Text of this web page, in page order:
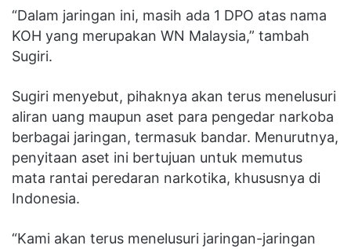
“Dalam jaringan ini, masih ada 1 DPO atas nama
KOH yang merupakan WN Malaysia,” tambah
Sugiri.
Sugiri menyebut, pihaknya akan terus menelusuri
aliran uang maupun aset para pengedar narkoba
berbagai jaringan, termasuk bandar. Menurutnya,
penyitaan aset ini bertujuan untuk memutus
mata rantai peredaran narkotika, khususnya di
Indonesia.
“Kami akan terus menelusuri jaringan-jaringan